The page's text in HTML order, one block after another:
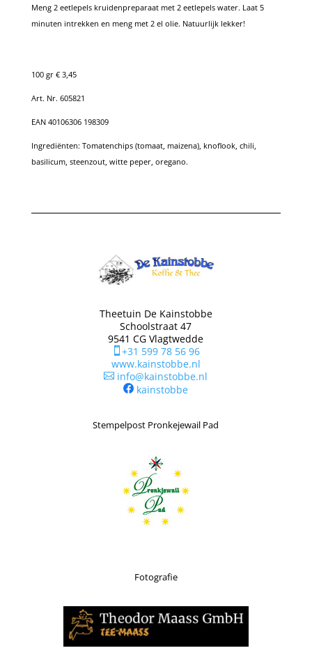
Meng 2 eetlepels kruidenpreparaat met 2 eetlepels water. Laat 5
minuten intrekken en meng met 2 el olie. Natuurlijk lekker!
100 gr € 3,45
Art. Nr. 605821
EAN 40106306 198309
Ingrediënten: Tomatenchips (tomaat, maizena), knoflook, chili,
basilicum, steenzout, witte peper, oregano.
Theetuin De Kainstobbe
Schoolstraat 47
9541 CG Vlagtwedde
+31 599 78 56 96
www.kainstobbe.nl
 info@kainstobbe.nl
kainstobbe
Stempelpost Pronkejewail Pad
Fotografie